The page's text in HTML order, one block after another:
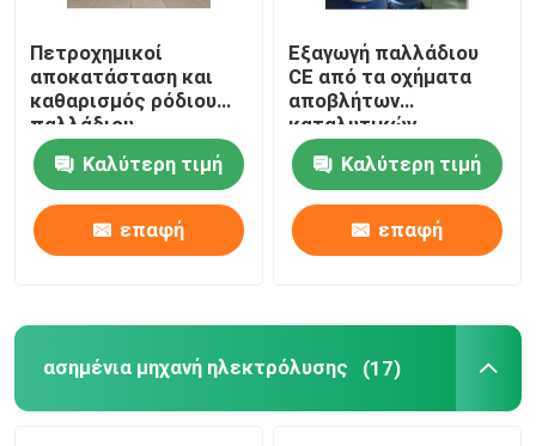
Ποιοτικός έλεγχος
Μας ελάτε σε επαφή με
Ειδήσεις
Ασημένια μηχανή καθαρισμού
Πετροχημικοί
αποκατάσταση και
καθαρισμός ρόδιου
παλλάδιου
εξοπλισμού
καθαρισμού
λευκόχρυσου
βιομηχανίας
Καλύτερη τιμή
επαφή
Εξαγωγή παλλάδιου
CE από τα οχήματα
αποβλήτων
καταλυτικών
μετατροπέων
Καλύτερη τιμή
επαφή
ασημένια μηχανή ηλεκτρόλυσης (17)